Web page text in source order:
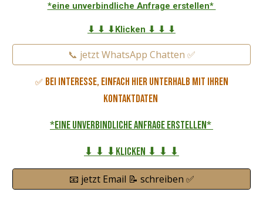
*eine unverbindliche Anfrage erstellen*
⬇ ⬇ ⬇Klicken ⬇ ⬇ ⬇
📞 jetzt WhatsApp Chatten ✅
✅ Bei Interesse, einfach hier unterhalb mit Ihren
Kontaktdaten
*eine unverbindliche Anfrage erstellen*
⬇ ⬇ ⬇Klicken ⬇ ⬇ ⬇
📧 jetzt Email 📝 schreiben ✅